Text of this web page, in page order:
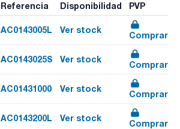
Referencia Disponibilidad PVP
AC0143005L Ver stock
Comprar
AC0143025S Ver stock
Comprar
AC01431000 Ver stock
Comprar
AC0143200L Ver stock
Comprar